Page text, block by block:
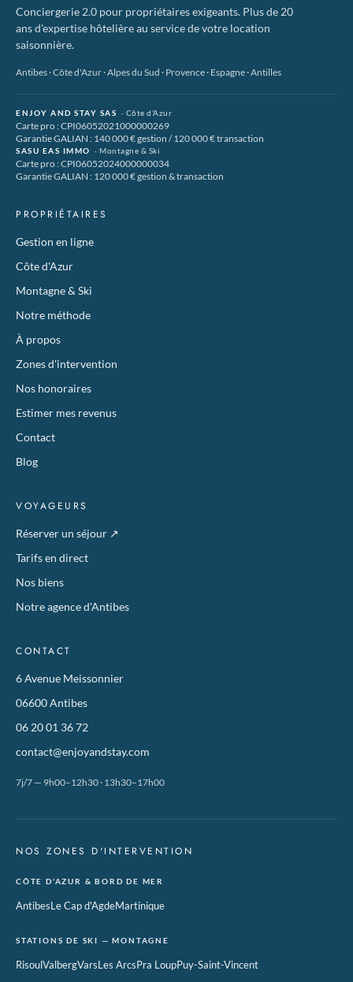
Conciergerie 2.0 pour propriétaires exigeants. Plus de 20
ans d'expertise hôtelière au service de votre location
saisonnière.
Antibes · Côte d'Azur · Alpes du Sud · Provence · Espagne · Antilles
ENJOY AND STAY SAS · Côte d'Azur
Carte pro : CPI06052021000000269
Garantie GALIAN : 140 000 € gestion / 120 000 € transaction
SASU EAS IMMO · Montagne & Ski
Carte pro : CPI06052024000000034
Garantie GALIAN : 120 000 € gestion & transaction
PROPRIÉTAIRES
Gestion en ligne
Côte d'Azur
Montagne & Ski
Notre méthode
À propos
Zones d'intervention
Nos honoraires
Estimer mes revenus
Contact
Blog
VOYAGEURS
Réserver un séjour ↗
Tarifs en direct
Nos biens
Notre agence d'Antibes
CONTACT
6 Avenue Meissonnier
06600 Antibes
06 20 01 36 72
contact@enjoyandstay.com
7j/7 — 9h00–12h30 · 13h30–17h00
NOS ZONES D'INTERVENTION
CÔTE D'AZUR & BORD DE MER
AntibesLe Cap d'AgdeMartinique
STATIONS DE SKI — MONTAGNE
RisoulValbergVarsLes ArcsPra LoupPuy-Saint-Vincent